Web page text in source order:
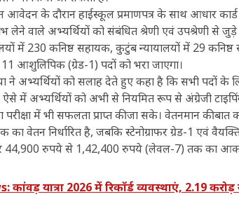
आवेदन के दौरान हाईस्कूल प्रमाणपत्र के साथ आधार
लेने वाले अभ्यर्थियों को संबंधित श्रेणी एवं उपश्रेणी से
में 230 कनिष्ठ सहायक, कुटुंब न्यायालयों में 29
आशुलिपिक (ग्रेड-1) पदों को भरा जाएगा।
अभ्यर्थियों को सलाह देते हुए कहा है कि सभी पदों के
ऐसे में अभ्यर्थियों को अभी से नियमित रूप से अंग्रेजी
परीक्षा में भी सफलता प्राप्त की जा सके। वेतनमान की
वेतन निर्धारित है, जबकि स्टेनोग्राफर ग्रेड-1 एवं
रुपये से 1,42,400 रुपये (लेवल-7) तक का
यात्रा 2026 में रिकॉर्ड व्यवस्थाएं, 2.19